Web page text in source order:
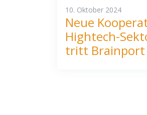
10. Oktober 2024
Neue
Hightech-
tritt Brainport